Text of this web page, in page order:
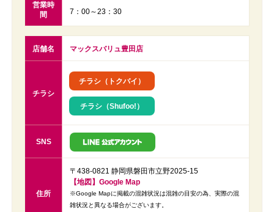
営業時
間
7：00～23：30
店舗名 マックスバリュ豊田店
チラシ
チラシ（トクバイ）
チラシ（Shufoo!）
SNS
住所
〒438-0821 静岡県磐田市立野2025-15
【地図】Google Map
※Google Mapに掲載の混雑状況は混雑の目安の為、実際の混
雑状況と異なる場合がございます。